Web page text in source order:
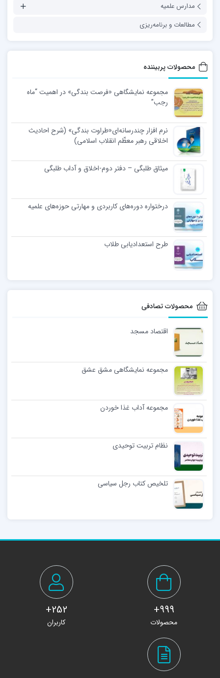
مدارس علمیه
مطالعات و برنامه‌ریزی
محصولات پربیننده
مجموعه نمایشگاهی «فرصت بندگی» در اهمیت “ماه
رجب”
نرم افزار چندرسانه‌ای«طراوت بندگی» (شرح احادیث
اخلاقی رهبر معظّم انقلاب اسلامی)
میثاق طلبگی – دفتر دوم-اخلاق و آداب طلبگی
درختواره دوره‌های کاربردی و مهارتی حوزه‌های علمیه
طرح استعدادیابی طلاب
محصولات تصادفی
اقتصاد مسجد
مجموعه نمایشگاهی مشق عشق
مجموعه آداب غذا خوردن
نظام تربیت توحیدی
تلخیص کتاب رجل سیاسی
999+
محصولات
252+
کاربران